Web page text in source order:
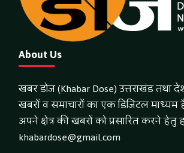
About Us
खबर डोज (Khabar Dose) उत्तराखंड तथा
खबरों व समाचारों का एक डिजिटल माध्यम
अपने क्षेत्र की खबरों को प्रसारित करने
khabardose@gmail.com